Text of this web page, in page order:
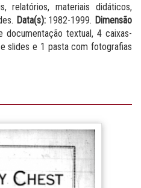
relatórios, materiais didáticos,
Data(s): 1982-1999. Dimensão
documentação textual, 4 caixas-
slides e 1 pasta com fotografias